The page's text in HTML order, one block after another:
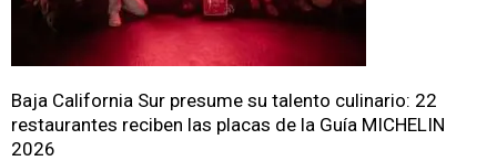
Baja California Sur presume su talento culinario: 22
restaurantes reciben las placas de la Guía MICHELIN
2026